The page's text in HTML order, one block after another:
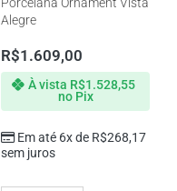
Alegre
R$1.609,00
Em até 6x de R$268,17
sem juros
À vista R$1.528,55
no Pix